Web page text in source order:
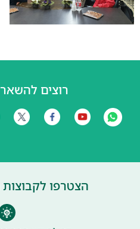
רוצים
הצטרפו